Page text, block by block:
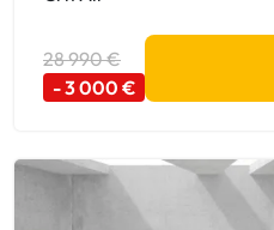
28 990 €
- 3 000 €